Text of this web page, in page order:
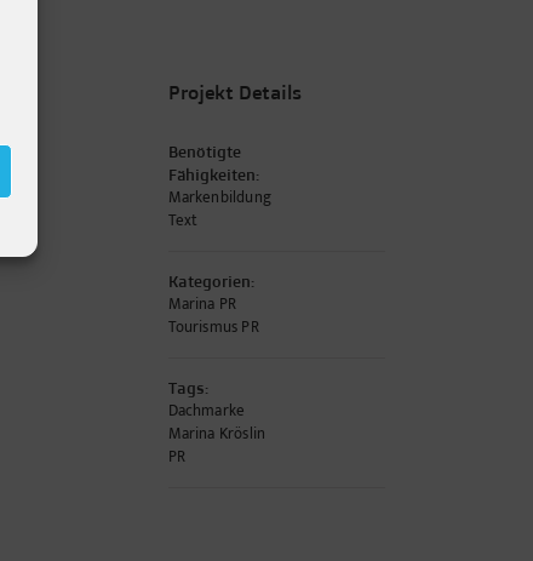
Projekt Details
Benötigte
Fähigkeiten:
Markenbildung
Text
Kategorien:
Marina PR
Tourismus PR
Tags:
Dachmarke
Marina Kröslin
PR